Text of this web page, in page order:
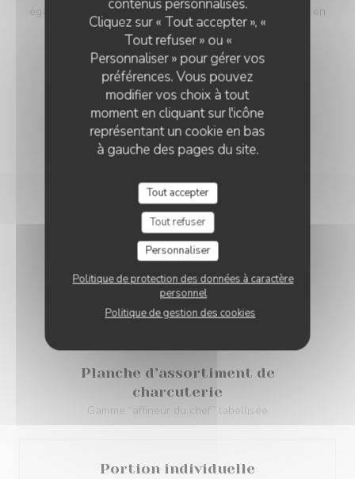
contenus personnalisés.
Cliquez sur « Tout accepter », «
Tout refuser » ou «
Personnaliser » pour gérer vos
préférences. Vous pouvez
modifier vos choix à tout
moment en cliquant sur l'icône
représentant un cookie en bas
à gauche des pages du site.
Tout accepter
Tout refuser
Personnaliser
Politique de protection des données à caractère
personnel
Politique de gestion des cookies
également, tous les plats de la carte leur sont proposés en
demi-portion et demi-tarif !
6,50 EUR
LES PLANCHES
A PARTAGER OU PAS
Planche d’assortiment de
charcuterie
Gamme “affineur du chef” labellisée
Portion individuelle